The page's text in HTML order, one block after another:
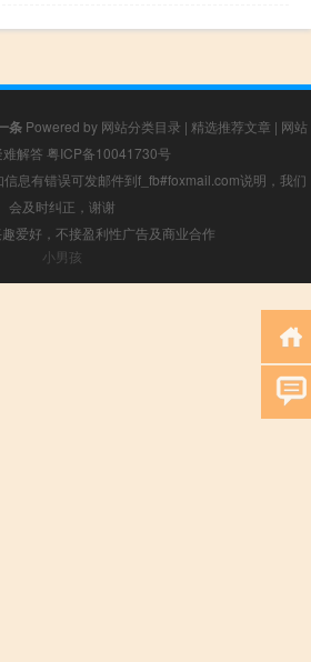
条 Powered by 网站分类目录 | 精选推荐文章 | 网站
难解答 粤ICP备10041730号
息有错误可发邮件到f_fb#foxmail.com说明，我们
会及时纠正，谢谢
爱好，不接盈利性广告及商业合作
小男孩